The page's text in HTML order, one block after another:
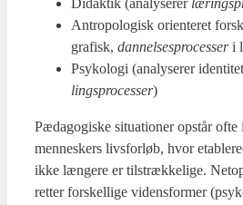
Didak­tik (ana­ly­se­rer
Antro­po­lo­gisk ori­en­te­ret
gra­fisk, dan­nel­ses­pro­ces­seri
Psy­ko­lo­gi (ana­ly­se­rer
lings­pro­ces­ser)
Pæda­go­gi­ske situ­a­tio­ner opstår ofte
men­ne­skers livs­for­løb, hvor
ikke læn­ge­re er til­stræk­ke­li­ge.
ret­ter for­skel­li­ge videns­for­mer